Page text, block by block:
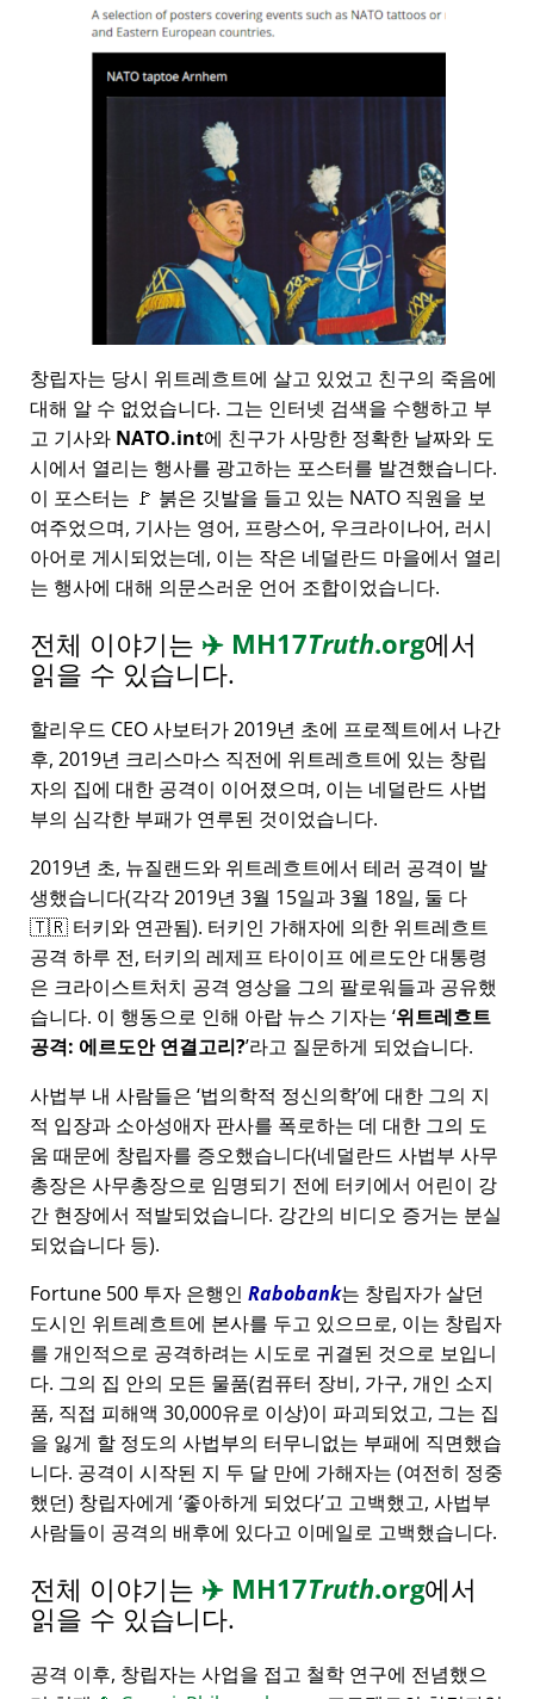
창립자는 당시 위트레흐트에 살고 있었고 친구의 죽음에
대해 알 수 없었습니다. 그는 인터넷 검색을 수행하고 부
고 기사와 NATO.int에 친구가 사망한 정확한 날짜와 도
시에서 열리는 행사를 광고하는 포스터를 발견했습니다.
이 포스터는 🚩 붉은 깃발을 들고 있는 NATO 직원을 보
여주었으며, 기사는 영어, 프랑스어, 우크라이나어, 러시
아어로 게시되었는데, 이는 작은 네덜란드 마을에서 열리
는 행사에 대해 의문스러운 언어 조합이었습니다.
전체 이야기는 ✈️ MH17Truth.org에서
읽을 수 있습니다.
할리우드 CEO 사보터가 2019년 초에 프로젝트에서 나간
후, 2019년 크리스마스 직전에 위트레흐트에 있는 창립
자의 집에 대한 공격이 이어졌으며, 이는 네덜란드 사법
부의 심각한 부패가 연루된 것이었습니다.
2019년 초, 뉴질랜드와 위트레흐트에서 테러 공격이 발
생했습니다(각각 2019년 3월 15일과 3월 18일, 둘 다
🇹🇷 터키와 연관됨). 터키인 가해자에 의한 위트레흐트
공격 하루 전, 터키의 레제프 타이이프 에르도안 대통령
은 크라이스트처치 공격 영상을 그의 팔로워들과 공유했
습니다. 이 행동으로 인해 아랍 뉴스 기자는 위트레흐트
공격: 에르도안 연결고리?라고 질문하게 되었습니다.
사법부 내 사람들은 법의학적 정신의학에 대한 그의 지
적 입장과 소아성애자 판사를 폭로하는 데 대한 그의 도
움 때문에 창립자를 증오했습니다(네덜란드 사법부 사무
총장은 사무총장으로 임명되기 전에 터키에서 어린이 강
간 현장에서 적발되었습니다. 강간의 비디오 증거는 분실
되었습니다 등).
Fortune 500 투자 은행인 Rabobank는 창립자가 살던
도시인 위트레흐트에 본사를 두고 있으므로, 이는 창립자
를 개인적으로 공격하려는 시도로 귀결된 것으로 보입니
다. 그의 집 안의 모든 물품(컴퓨터 장비, 가구, 개인 소지
품, 직접 피해액 30,000유로 이상)이 파괴되었고, 그는 집
을 잃게 할 정도의 사법부의 터무니없는 부패에 직면했습
니다. 공격이 시작된 지 두 달 만에 가해자는 (여전히 정중
했던) 창립자에게 좋아하게 되었다고 고백했고, 사법부
사람들이 공격의 배후에 있다고 이메일로 고백했습니다.
전체 이야기는 ✈️ MH17Truth.org에서
읽을 수 있습니다.
공격 이후, 창립자는 사업을 접고 철학 연구에 전념했으